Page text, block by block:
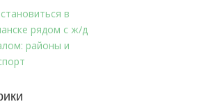
в
рядом с ж/д
районы и